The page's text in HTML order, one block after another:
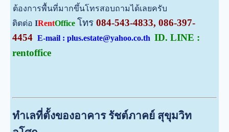
ต้องการพื้นที่มากขึ้นโทรสอบถามได้เลยครับ
ติตต่อ IRentOffice โทร 084-543-4833, 086-397-
4454 E-mail : plus.estate@yahoo.co.th ID. LINE :
rentoffice
ทำเลที่ตั้งของอาคาร รัชต์ภาคย์ สุขุมวิท